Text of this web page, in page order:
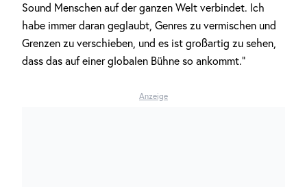
Sound Menschen auf der ganzen Welt verbindet. Ich
habe immer daran geglaubt, Genres zu vermischen und
Grenzen zu verschieben, und es ist großartig zu sehen,
dass das auf einer globalen Bühne so ankommt.“
Anzeige